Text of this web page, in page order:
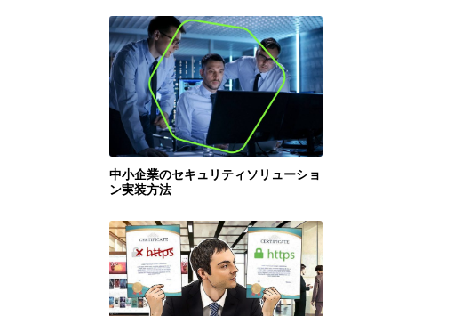
中小企業のセキュリティソリューショ
ン実装方法